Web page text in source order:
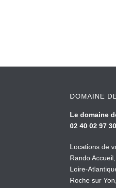
DOMAINE
Le domaine
02 40 02 97
Locations de
Rando Accueil,
Loire-
Roche sur